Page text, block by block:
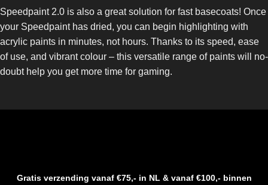
Speedpaint 2.0 is also a great solution for fast basecoats! Once
your Speedpaint has dried, you can begin highlighting with
acrylic paints in minutes, not hours. Thanks to its speed, ease
of use, and vibrant colour – this versatile range of paints will no-
doubt help you get more time for gaming.
Gratis verzending vanaf €75,- in NL & vanaf €100,- binnen